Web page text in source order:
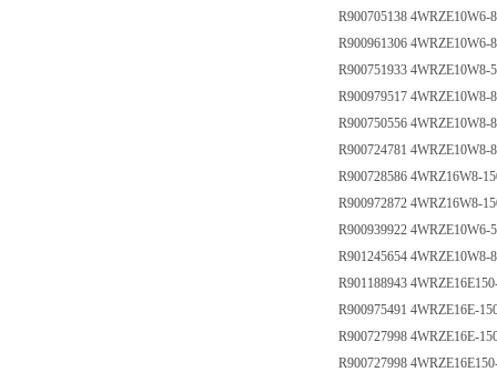
R900705138
R900961306
R900751933
R900979517
R900750556
R900724781
R900728586 4WRZ16W8-
R900972872 4WRZ16W8-
R900939922
R901245654
R901188943
R900975491 4WRZE16E-
R900727998 4WRZE16E-
R900727998